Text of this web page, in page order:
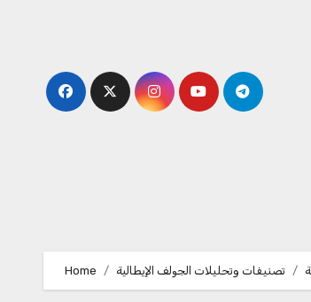
Home تصنيفات وتحليلات الجولف الإيطالية